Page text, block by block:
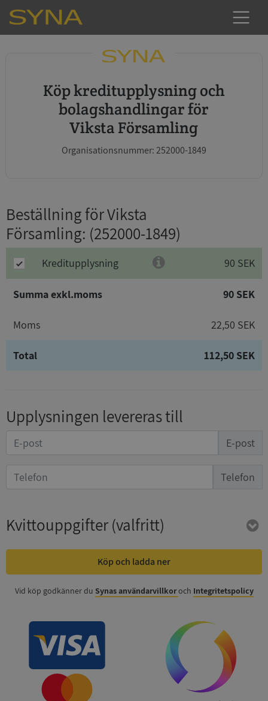
Köp kreditupplysning och
bolagshandlingar för
Viksta Församling
Organisationsnummer: 252000-1849
Beställning för Viksta
Församling: (252000-1849)
Kreditupplysning 90 SEK
Summa exkl.moms 90 SEK
Moms 22,50 SEK
Total 112,50 SEK
Upplysningen levereras till
E-post
Telefon
Kvittouppgifter(valfritt)
Köp och ladda ner
Vid köp godkänner du Synas användarvillkoroch Integritetspolicy